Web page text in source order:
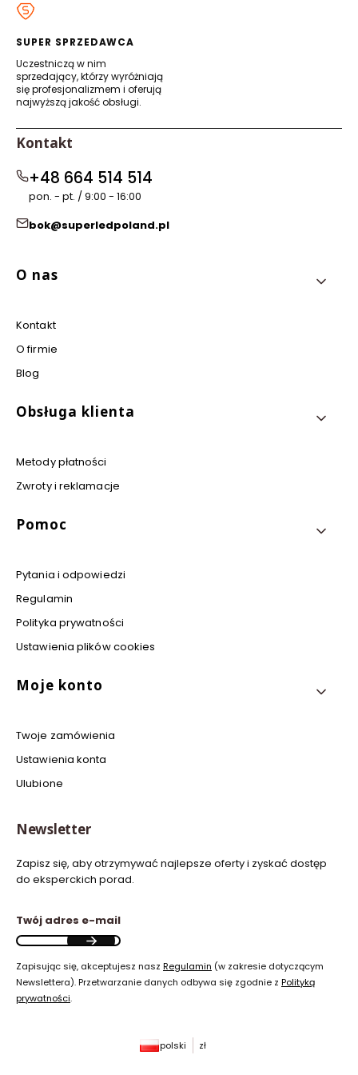
SUPER SPRZEDAWCA
Uczestniczą w nim
sprzedający, którzy wyróżniają
się profesjonalizmem i oferują
najwyższą jakość obsługi.
Kontakt
+48 664 514 514
pon. - pt. / 9:00 - 16:00
bok@superledpoland.pl
Linki w stopce
O nas
Kontakt
O firmie
Blog
Obsługa klienta
Metody płatności
Zwroty i reklamacje
Pomoc
Pytania i odpowiedzi
Regulamin
Polityka prywatności
Ustawienia plików cookies
Moje konto
Twoje zamówienia
Ustawienia konta
Ulubione
Newsletter
Zapisz się, aby otrzymywać najlepsze oferty i zyskać dostęp
do eksperckich porad.
Twój adres e-mail
Zapisując się, akceptujesz nasz Regulamin (w zakresie dotyczącym
Newslettera). Przetwarzanie danych odbywa się zgodnie z Polityką
prywatności.
polski zł